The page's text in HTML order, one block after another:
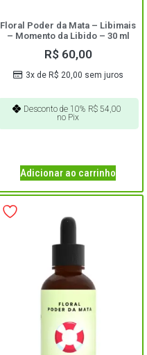
Floral Poder da Mata – Libimais
– Momento da Libido – 30 ml
R$60,00
3x de R$ 20,00 sem juros
Desconto de 10% R$54,00
no Pix
Adicionar ao carrinho